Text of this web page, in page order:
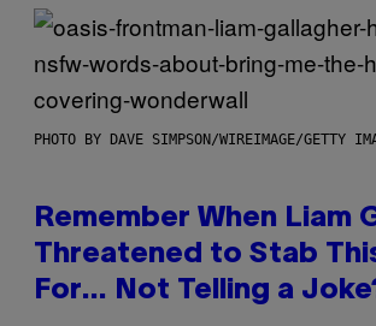
PHOTO BY DAVE SIMPSON/WIREIMAGE/GETTY
Remember When Liam
Threatened to Stab
For… Not Telling a